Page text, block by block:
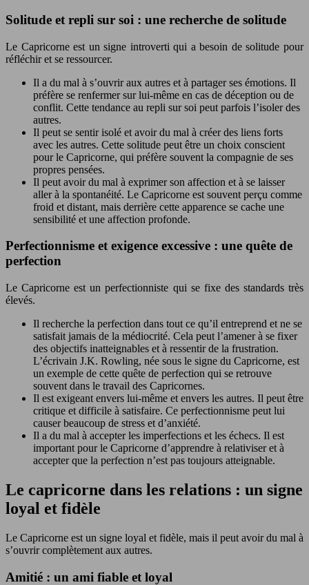
Solitude et repli sur soi : une recherche de solitude
Le Capricorne est un signe introverti qui a besoin de solitude pour
réfléchir et se ressourcer.
Il a du mal à s’ouvrir aux autres et à partager ses émotions. Il
préfère se renfermer sur lui-même en cas de déception ou de
conflit. Cette tendance au repli sur soi peut parfois l’isoler des
autres.
Il peut se sentir isolé et avoir du mal à créer des liens forts
avec les autres. Cette solitude peut être un choix conscient
pour le Capricorne, qui préfère souvent la compagnie de ses
propres pensées.
Il peut avoir du mal à exprimer son affection et à se laisser
aller à la spontanéité. Le Capricorne est souvent perçu comme
froid et distant, mais derrière cette apparence se cache une
sensibilité et une affection profonde.
Perfectionnisme et exigence excessive : une quête de
perfection
Le Capricorne est un perfectionniste qui se fixe des standards très
élevés.
Il recherche la perfection dans tout ce qu’il entreprend et ne se
satisfait jamais de la médiocrité. Cela peut l’amener à se fixer
des objectifs inatteignables et à ressentir de la frustration.
L’écrivain J.K. Rowling, née sous le signe du Capricorne, est
un exemple de cette quête de perfection qui se retrouve
souvent dans le travail des Capricornes.
Il est exigeant envers lui-même et envers les autres. Il peut être
critique et difficile à satisfaire. Ce perfectionnisme peut lui
causer beaucoup de stress et d’anxiété.
Il a du mal à accepter les imperfections et les échecs. Il est
important pour le Capricorne d’apprendre à relativiser et à
accepter que la perfection n’est pas toujours atteignable.
Le capricorne dans les relations : un signe
loyal et fidèle
Le Capricorne est un signe loyal et fidèle, mais il peut avoir du mal à
s’ouvrir complètement aux autres.
Amitié : un ami fiable et loyal